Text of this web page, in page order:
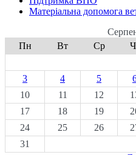
Матеріальна допомога
Пн
Вт Ср
3
4 5
10
11 12
17
18 19
24
25 26
31